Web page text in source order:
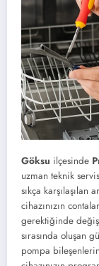
Göksu ilçesinde
uzman teknik
sıkça karşılaşılan
cihazınızın
gerektiğinde
sırasında oluşan
pompa